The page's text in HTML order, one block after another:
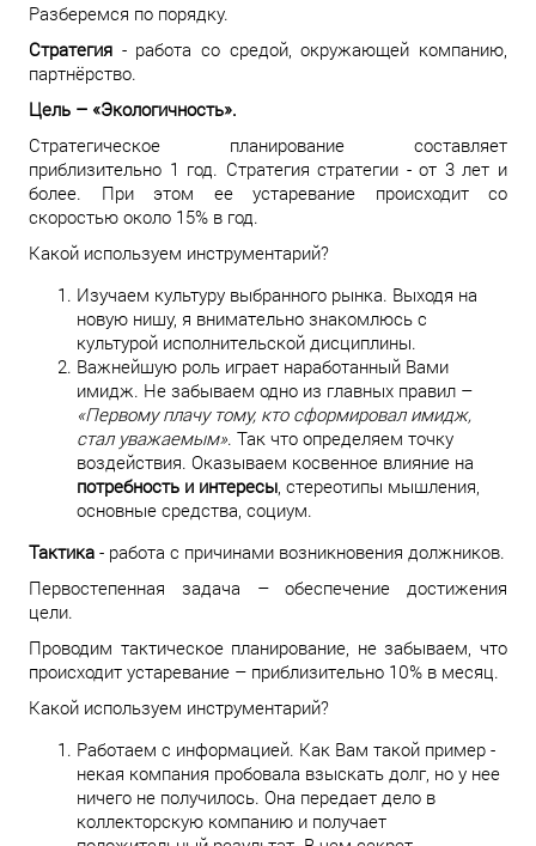
Разберемся по порядку.
Стратегия - работа со средой, окружающей компанию,
партнёрство.
Цель – «Экологичность».
Стратегическое планирование составляет
приблизительно 1 год. Стратегия стратегии - от 3 лет и
более. При этом ее устаревание происходит со
скоростью около 15% в год.
Какой используем инструментарий?
Изучаем культуру выбранного рынка. Выходя на
новую нишу, я внимательно знакомлюсь с
культурой исполнительской дисциплины.
Важнейшую роль играет наработанный Вами
имидж. Не забываем одно из главных правил –
«Первому плачу тому, кто сформировал имидж,
стал уважаемым». Так что определяем точку
воздействия. Оказываем косвенное влияние на
потребность и интересы, стереотипы мышления,
основные средства, социум.
Тактика - работа с причинами возникновения должников.
Первостепенная задача – обеспечение достижения
цели.
Проводим тактическое планирование, не забываем, что
происходит устаревание – приблизительно 10% в месяц.
Какой используем инструментарий?
Работаем с информацией. Как Вам такой пример -
некая компания пробовала взыскать долг, но у нее
ничего не получилось. Она передает дело в
коллекторскую компанию и получает